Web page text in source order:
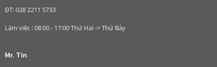
ĐT: 028 2211 5733
Làm việc : 08:00 - 17:00 Thứ Hai -> Thứ Bảy
Mr. Tín